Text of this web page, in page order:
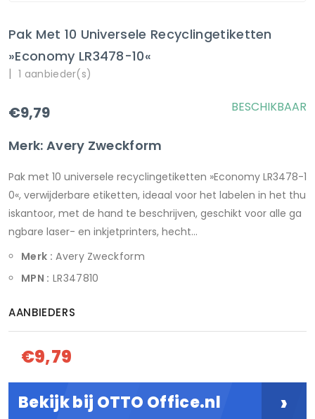
Pak Met 10 Universele Recyclingetiketten
»Economy LR3478-10«
| 1 aanbieder(s)
€9,79
Merk: Avery Zweckform
BESCHIKBAAR
Pak met 10 universele recyclingetiketten »Economy LR3478-1
0«, verwijderbare etiketten, ideaal voor het labelen in het thu
iskantoor, met de hand te beschrijven, geschikt voor alle ga
ngbare laser- en inkjetprinters, hecht...
Merk : Avery Zweckform
MPN : LR347810
AANBIEDERS
€9,79
Bekijk bij OTTO Office.nl ›